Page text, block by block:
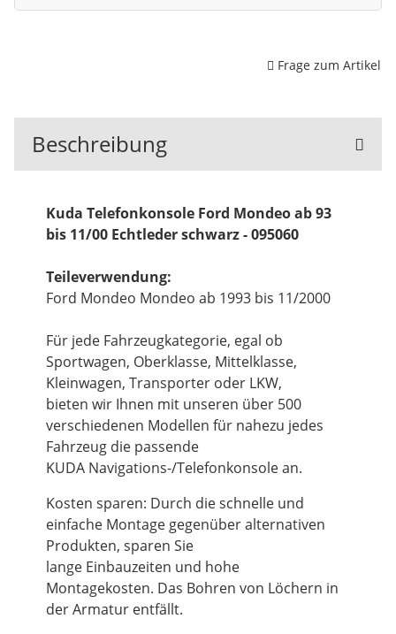
Frage zum Artikel
Beschreibung
Kuda Telefonkonsole Ford Mondeo ab 93
bis 11/00 Echtleder schwarz - 095060
Teileverwendung:
Ford Mondeo Mondeo ab 1993 bis 11/2000
Für jede Fahrzeugkategorie, egal ob
Sportwagen, Oberklasse, Mittelklasse,
Kleinwagen, Transporter oder LKW,
bieten wir Ihnen mit unseren über 500
verschiedenen Modellen für nahezu jedes
Fahrzeug die passende
KUDA Navigations-/Telefonkonsole an.
Kosten sparen: Durch die schnelle und
einfache Montage gegenüber alternativen
Produkten, sparen Sie
lange Einbauzeiten und hohe
Montagekosten. Das Bohren von Löchern in
der Armatur entfällt.